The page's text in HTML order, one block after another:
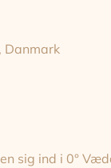
Danmark
sig ind i 0°